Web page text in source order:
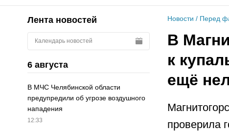
Лента новостей
Календарь новостей
6 августа
В МЧС Челябинской области
предупредили об угрозе воздушного
нападения
12:33
Новости / Перед
В
к
ещё
проверила